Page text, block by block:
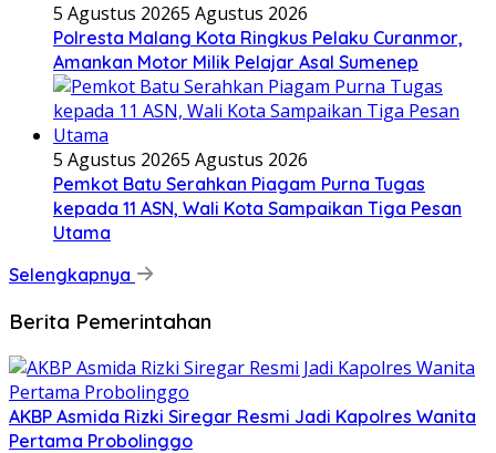
5 Agustus 20265 Agustus 2026
Polresta Malang Kota Ringkus Pelaku Curanmor,
Amankan Motor Milik Pelajar Asal Sumenep
5 Agustus 20265 Agustus 2026
Pemkot Batu Serahkan Piagam Purna Tugas
kepada 11 ASN, Wali Kota Sampaikan Tiga Pesan
Utama
Selengkapnya
Berita Pemerintahan
AKBP Asmida Rizki Siregar Resmi Jadi Kapolres Wanita
Pertama Probolinggo